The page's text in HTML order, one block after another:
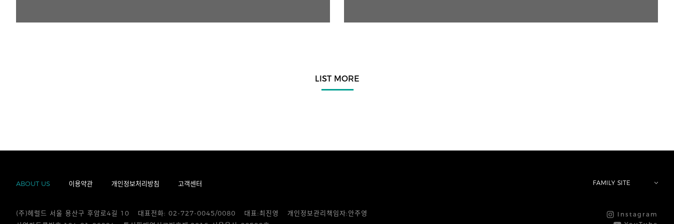
LIST MORE
ABOUT US 이용약관 개인정보처리방침 고객센터
(주)헤럴드 서울 용산구 후암로4길 10 대표전화: 02-727-0045/0080 대표:최진영
개인정보관리책임자:안주영
FAMILY SITE
Instagram